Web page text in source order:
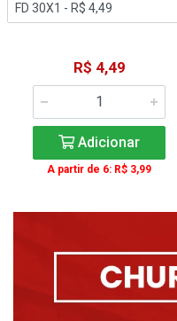
R$ 4,49
Adicionar
A partir de 6: R$ 3,99